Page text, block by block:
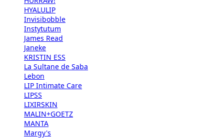
HYALULIP
Invisibobble
Instytutum
James Read
Janeke
KRISTIN ESS
La Sultane de Saba
Lebon
LIP Intimate Care
LIPSS
LIXIRSKIN
MALIN+GOETZ
MANTA
Margy's